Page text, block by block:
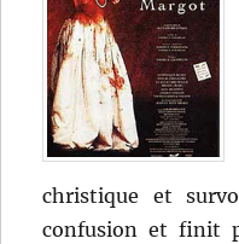
christique et
confusion et finit